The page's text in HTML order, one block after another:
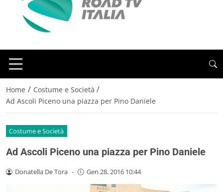
Home / Costume e Società /
Ad Ascoli Piceno una piazza per Pino Daniele
Costume e Società
Ad Ascoli Piceno una piazza per Pino Daniele
Donatella De Tora - Gen 28, 2016 10:44